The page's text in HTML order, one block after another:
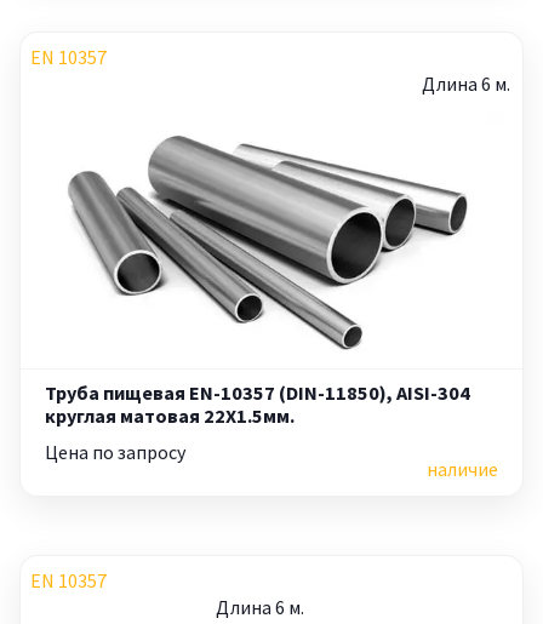
EN 10357
Длина 6 м.
Труба пищевая EN-10357 (DIN-11850), AISI-304
круглая матовая 22X1.5мм.
Цена по запросу
наличие
EN 10357
Длина 6 м.